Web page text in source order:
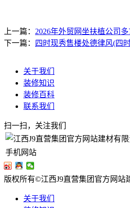
上一篇： 2026年外贸网坐扶植公司
下一篇：
四时现秀售楼处德律风(四
关于我们
装修知识
装修百科
联系我们
扫一扫，关注我们
手机网站
版权所有©江西J9直营集团官方网站
关于我们